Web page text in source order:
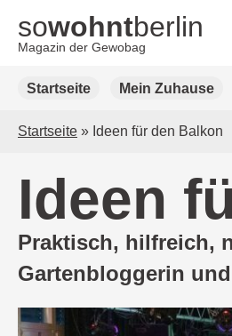
sowohntberlin
Magazin der Gewobag
Startseite Mein Zuhause
Startseite » Ideen für den Balkon
Ideen
Praktisch, hilfreich,
Gartenbloggerin